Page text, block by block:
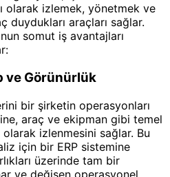
olarak izlemek, yönetmek ve
araçları sağlar.
somut iş avantajları
ve Görünürlük
bir şirketin operasyonları
araç ve ekipman gibi temel
olarak izlenmesini sağlar. Bu
için bir ERP sistemine
üzerinde tam bir
ve değişen operasyonel